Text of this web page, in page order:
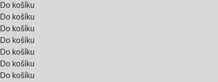
Do košíku
Do košíku
Do košíku
Do košíku
Do košíku
Do košíku
Do košíku